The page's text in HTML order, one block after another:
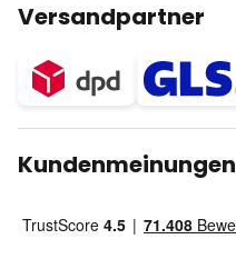
Versandpartner
Kundenmeinungen